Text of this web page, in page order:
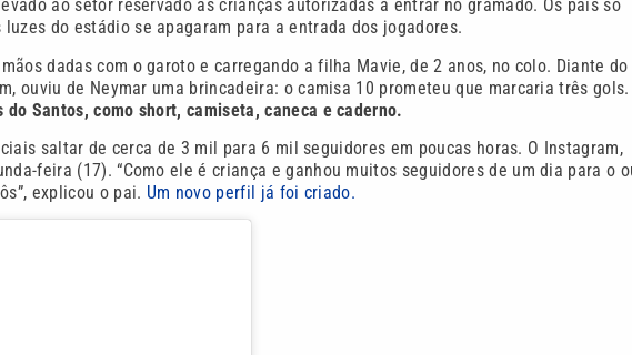
ao setor reservado às crianças autorizadas a entrar no gramado. Os pais só
do estádio se apagaram para a entrada dos jogadores.
dadas com o garoto e carregando a filha Mavie, de 2 anos, no colo. Diante do
ouviu de Neymar uma brincadeira: o camisa 10 prometeu que marcaria três gols.
do Santos, como short, camiseta, caneca e caderno.
saltar de cerca de 3 mil para 6 mil seguidores em poucas horas. O Instagram,
feira (17). “Como ele é criança e ganhou muitos seguidores de um dia para o
explicou o pai. Um novo perfil já foi criado.